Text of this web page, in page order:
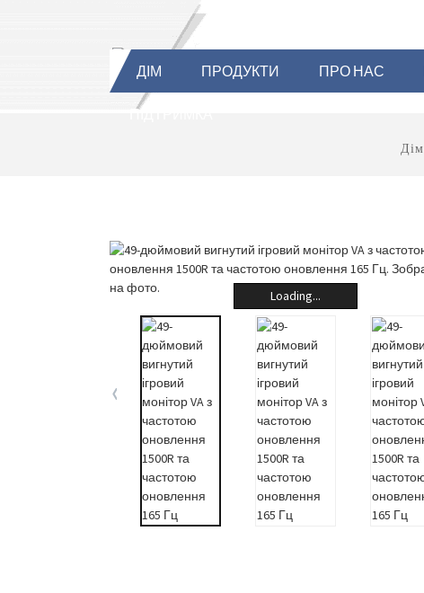
ДІМ ПРОДУКТИ ПРО НАС
ПІДТРИМКА
Дім
Loading...